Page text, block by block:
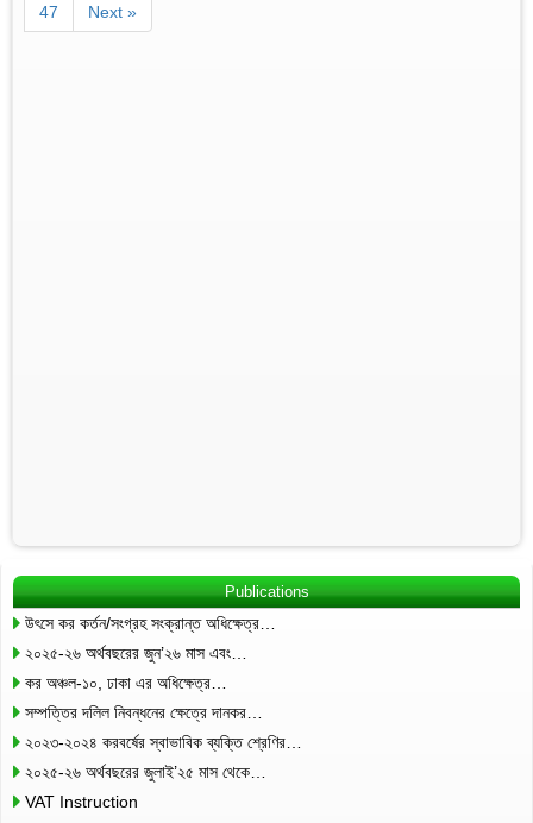
47 Next »
Publications
উৎসে কর কর্তন/সংগ্রহ সংক্রান্ত অধিক্ষেত্র…
২০২৫-২৬ অর্থবছরের জুন’২৬ মাস এবং…
কর অঞ্চল-১০, ঢাকা এর অধিক্ষেত্র…
সম্পত্তির দলিল নিবন্ধনের ক্ষেত্রে দানকর…
২০২৩-২০২৪ করবর্ষের স্বাভাবিক ব্যক্তি শ্রেণির…
২০২৫-২৬ অর্থবছরের জুলাই’২৫ মাস থেকে…
VAT Instruction